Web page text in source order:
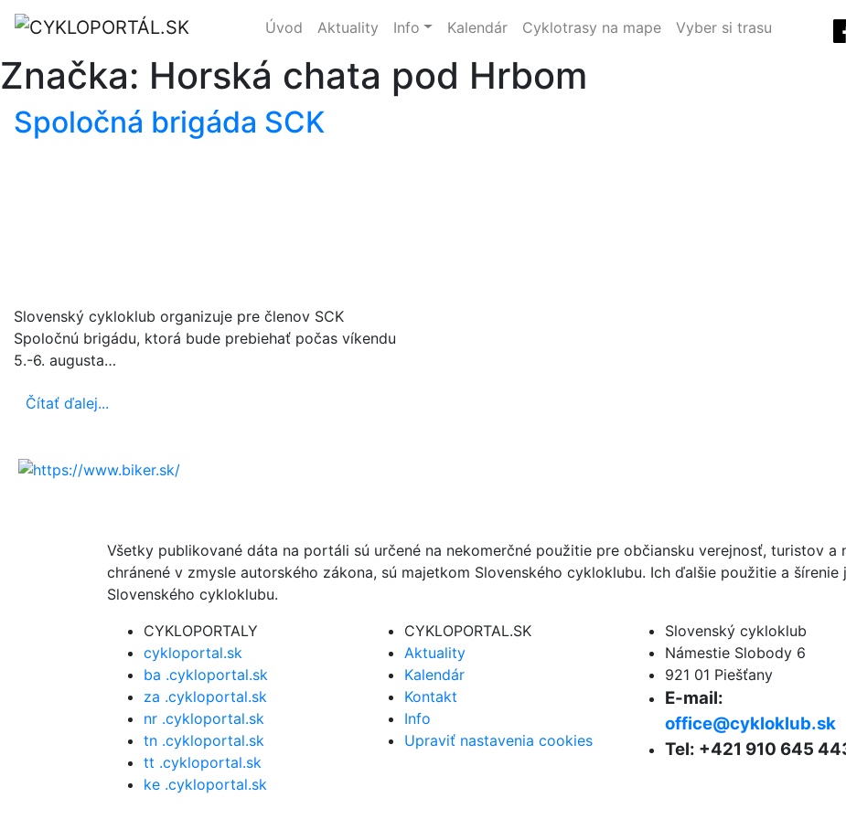
Úvod Aktuality Info Kalendár Cyklotrasy na mape Vyber si trasu
Značka: Horská chata pod Hrbom
Spoločná brigáda SCK
Slovenský cykloklub organizuje pre členov SCK
Spoločnú brigádu, ktorá bude prebiehať počas víkendu
5.-6. augusta…
Čítať ďalej...
Všetky publikované dáta na portáli sú určené na nekomerčné použitie pre občiansku verejnosť, turistov a
chránené v zmysle autorského zákona, sú majetkom Slovenského cykloklubu. Ich ďalšie použitie a
Slovenského cykloklubu.
CYKLOPORTALY
cykloportal.sk
ba .cykloportal.sk
za .cykloportal.sk
nr .cykloportal.sk
tn .cykloportal.sk
tt .cykloportal.sk
ke .cykloportal.sk
CYKLOPORTAL.SK
Aktuality
Kalendár
Kontakt
Info
Upraviť nastavenia cookies
Slovenský cykloklub
Námestie Slobody 6
921 01 Piešťany
E-mail:
office@cykloklub.sk
Tel: +421 910 645